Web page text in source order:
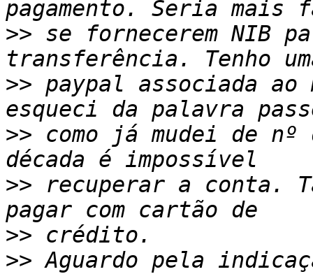
>> se fornecerem NIB
>> paypal associada ao
>> como já mudei de nº
>> recuperar a conta.
>>
>> Aguardo pela